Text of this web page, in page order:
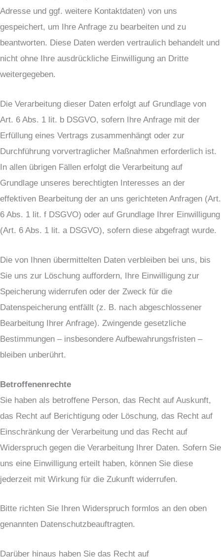
Adresse und ggf. weitere Kontaktdaten) von uns
gespeichert, um Ihre Anfrage zu bearbeiten und zu
beantworten. Diese Daten werden vertraulich behandelt und
nicht ohne Ihre ausdrückliche Einwilligung an Dritte
weitergegeben.
Die Verarbeitung dieser Daten erfolgt auf Grundlage von
Art. 6 Abs. 1 lit. b DSGVO, sofern Ihre Anfrage mit der
Erfüllung eines Vertrags zusammenhängt oder zur
Durchführung vorvertraglicher Maßnahmen erforderlich ist.
In allen übrigen Fällen erfolgt die Verarbeitung auf
Grundlage unseres berechtigten Interesses an der
effektiven Bearbeitung der an uns gerichteten Anfragen (Art.
6 Abs. 1 lit. f DSGVO) oder auf Grundlage Ihrer Einwilligung
(Art. 6 Abs. 1 lit. a DSGVO), sofern diese abgefragt wurde.
Die von Ihnen übermittelten Daten verbleiben bei uns, bis
Sie uns zur Löschung auffordern, Ihre Einwilligung zur
Speicherung widerrufen oder der Zweck für die
Datenspeicherung entfällt (z. B. nach abgeschlossener
Bearbeitung Ihrer Anfrage). Zwingende gesetzliche
Bestimmungen – insbesondere Aufbewahrungsfristen –
bleiben unberührt.
Betroffenenrechte
Sie haben als betroffene Person, das Recht auf Auskunft,
das Recht auf Berichtigung oder Löschung, das Recht auf
Einschränkung der Verarbeitung und das Recht auf
Widerspruch gegen die Verarbeitung Ihrer Daten. Sofern Sie
uns eine Einwilligung erteilt haben, können Sie diese
jederzeit mit Wirkung für die Zukunft widerrufen.
Bitte richten Sie Ihren Widerspruch formlos an den oben
genannten Datenschutzbeauftragten.
Darüber hinaus haben Sie das Recht auf